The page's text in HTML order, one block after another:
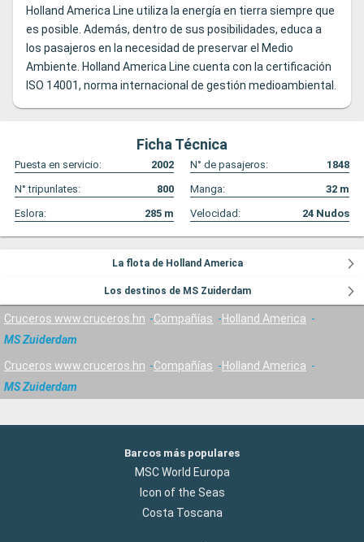
Holland America Line utiliza la energía en tierra siempre que
es posible. Además, dentro de sus posibilidades, educa a
los pasajeros en la necesidad de preservar el Medio
Ambiente. Holland America Line cuenta con la certificación
ISO 14001, norma internacional de gestión medioambiental.
Ficha Técnica
Puesta en servicio: 2002 N° de pasajeros:
1848
N° tripunlates:
800 Manga: 32 m
Eslora:
285 m Velocidad: 24 Nudos
La flota de Holland America
Los destinos de MS Zuiderdam
Cruceros www.cruceros.hn Compañías
Holland America
MS Zuiderdam
Cruceros www.cruceros.hn Compañías
Holland America
MS Zuiderdam
Barcos más populares
MSC World Europa
Icon of the Seas
Costa Toscana